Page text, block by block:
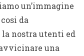
un’immagine
da
nostra utenti ed
una